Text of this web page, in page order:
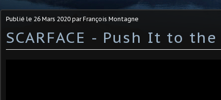
Publié le 26 Mars 2020 par François Montagne
SCARFACE - Push It to